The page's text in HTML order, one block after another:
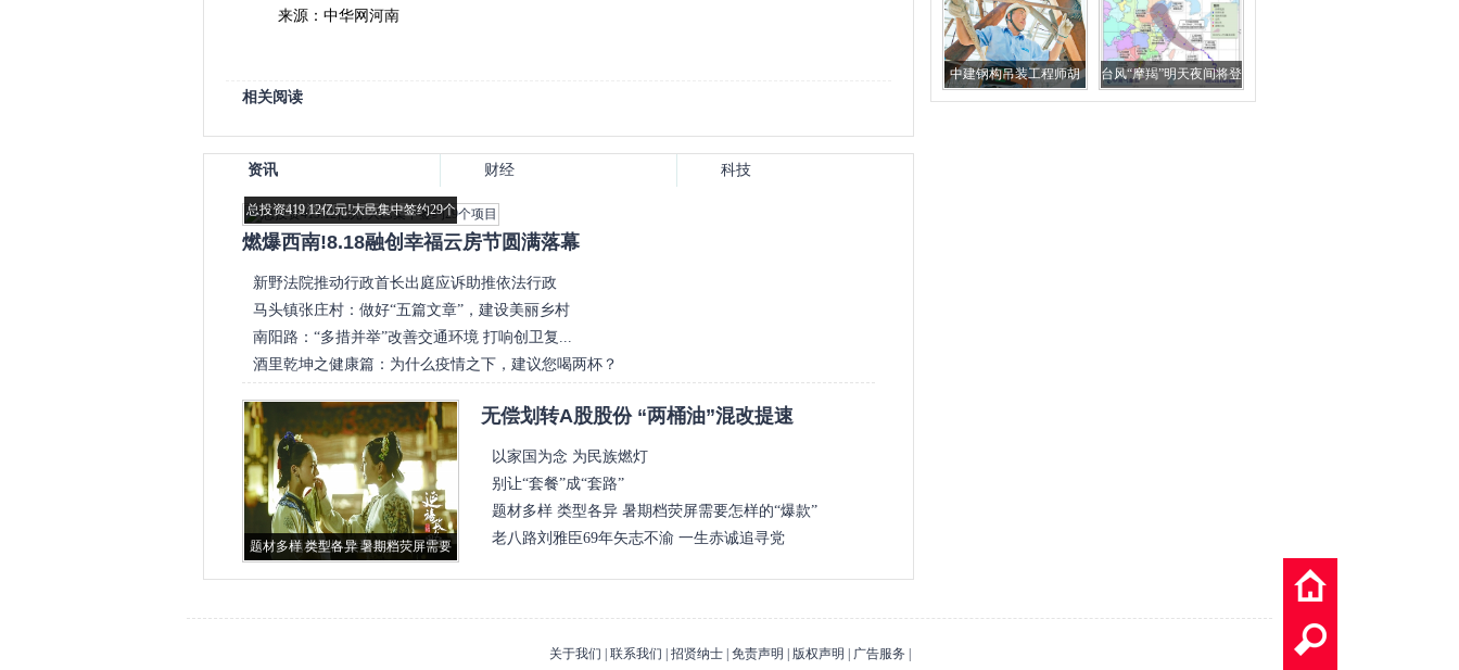
来源：中华网河南
相关阅读
资讯
国内
财经
娱乐
科技
总投资419.12亿元!大邑...
总投资419.12亿元!大邑集中签约29个
项目
燃爆西南!8.18融创幸福云房节圆满落幕
新野法院推动行政首长出庭应诉助推依法行政
马头镇张庄村：做好“五篇文章”，建设美丽乡村
南阳路：“多措并举”改善交通环境 打响创卫复...
酒里乾坤之健康篇：为什么疫情之下，建议您喝两杯？
题材多样 类型各异 ...
题材多样 类型各异 暑期档荧屏需要
无偿划转A股股份 “两桶油”混改提速
以家国为念 为民族燃灯
别让“套餐”成“套路”
题材多样 类型各异 暑期档荧屏需要怎样的“爆款”
老八路刘雅臣69年矢志不渝 一生赤诚追寻党
生态欠账
中建钢构吊装工程师胡
从柱：万吨钢结构 吊装
台风“摩羯”明天夜间将登
陆浙江舟山到玉环
关于我们 | 联系我们 | 招贤纳士 | 免责声明 | 版权声明 | 广告服务 |